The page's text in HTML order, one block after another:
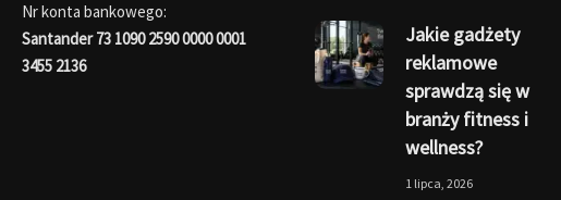
Nr konta bankowego:
Santander 73 1090 2590 0000 0001
3455 2136
Jakie gadżety
reklamowe
sprawdzą się w
branży fitness i
wellness?
1 lipca, 2026